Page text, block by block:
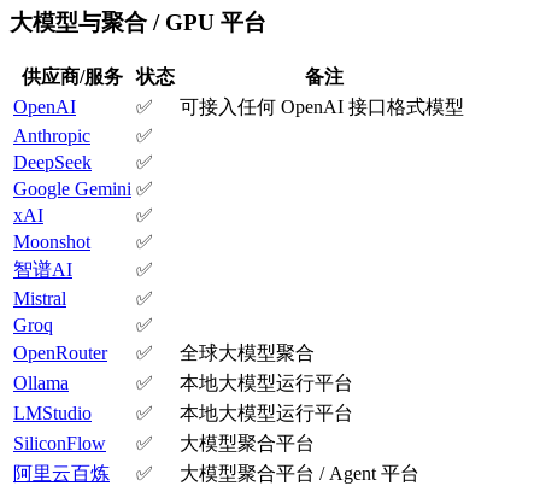
大模型与聚合 / GPU 平台
供应商/服务 状态
备注
OpenAI
✅
可接入任何 OpenAI 接口格式模型
Anthropic
✅
DeepSeek
✅
Google Gemini ✅
xAI
✅
Moonshot
✅
智谱AI
✅
Mistral
✅
Groq
✅
OpenRouter
✅
全球大模型聚合
Ollama
✅
本地大模型运行平台
LMStudio
✅
本地大模型运行平台
SiliconFlow
✅
大模型聚合平台
阿里云百炼
✅
大模型聚合平台 / Agent 平台